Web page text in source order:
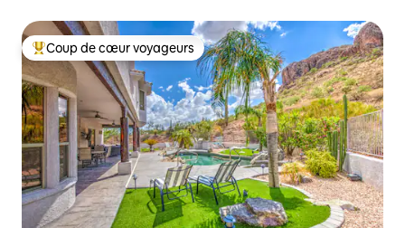
Coups de cœur voyageurs les plus appréciés
Coup de cœur voyageurs